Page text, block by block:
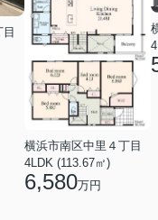
横浜市南区中里４丁目
4LDK (113.67㎡)
6,580万円